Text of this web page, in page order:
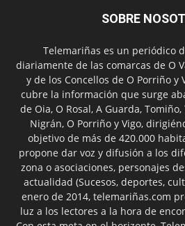
SOBRE
Telemariñas es un periódico
diariamente de las comarcas de O
y de los Concellos de O Porriño y
cubre la información que surge
de Oia, O Rosal, A Guarda,
Nigrán, O Porriño y Vigo,
objetivo de más de 420.000
propone dar voz y difusión a los
zona o asociaciones, personajes
actualidad (Sucesos, deportes,
enero de 2014, telemariñas.com
luz a los lectores a la hora de